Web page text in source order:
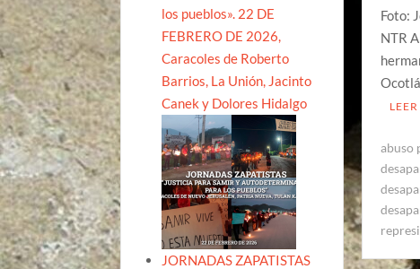
Foto:
NTR
abuso
los pueblos». 22 DE
FEBRERO DE 2026,
Caracoles de Roberto
Barrios, La Unión, Jacinto
Canek y Dolores Hidalgo
JORNADAS ZAPATISTAS